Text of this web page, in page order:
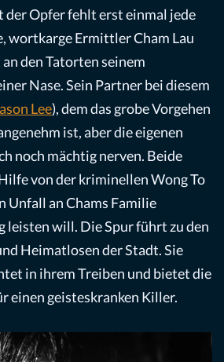
der Opfer fehlt erst einmal jede
wortkarge Ermittler Cham Lau
den Tatorten seinem
Nase. Sein Partner bei diesem
Lee), dem das grobe Vorgehen
ist, aber die eigenen
noch mächtig nerven. Beide
von der kriminellen Wong To
Unfall an Chams Familie
leisten will. Die Spur führt zu den
Heimatlosen der Stadt. Sie
in ihrem Treiben und bietet die
einen geisteskranken Killer.